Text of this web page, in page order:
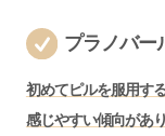
プラノバー
初めてピルを服用す
感じやすい傾向があ